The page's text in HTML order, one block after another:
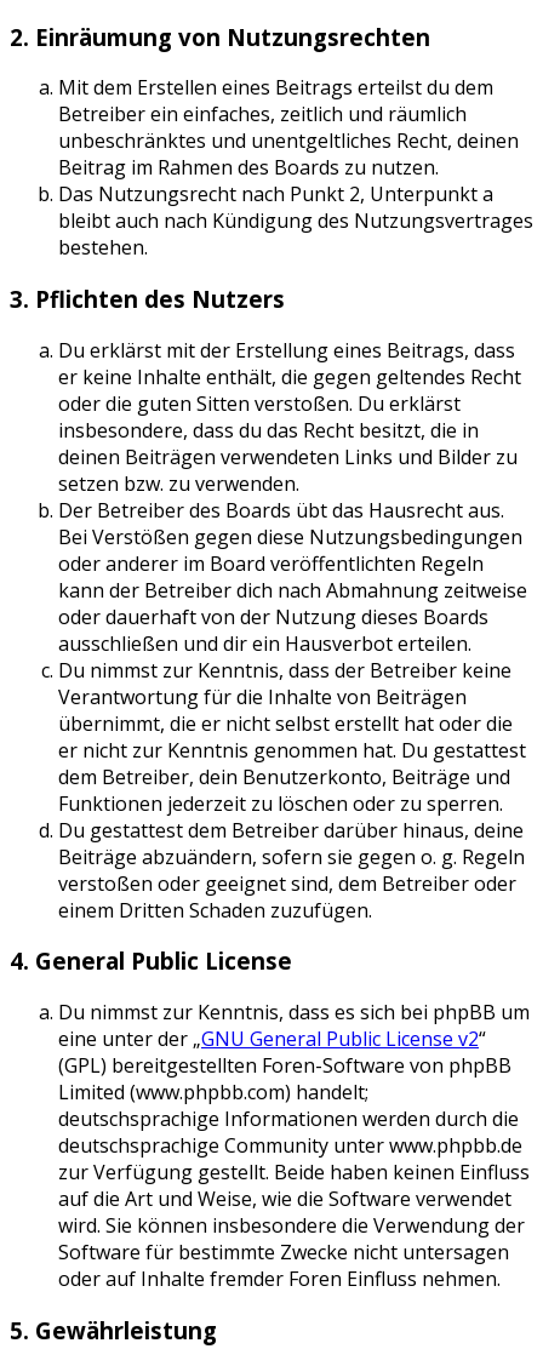
2. Einräumung von Nutzungsrechten
Mit dem Erstellen eines Beitrags erteilst du dem
Betreiber ein einfaches, zeitlich und räumlich
unbeschränktes und unentgeltliches Recht, deinen
Beitrag im Rahmen des Boards zu nutzen.
Das Nutzungsrecht nach Punkt 2, Unterpunkt a
bleibt auch nach Kündigung des Nutzungsvertrages
bestehen.
3. Pflichten des Nutzers
Du erklärst mit der Erstellung eines Beitrags, dass
er keine Inhalte enthält, die gegen geltendes Recht
oder die guten Sitten verstoßen. Du erklärst
insbesondere, dass du das Recht besitzt, die in
deinen Beiträgen verwendeten Links und Bilder zu
setzen bzw. zu verwenden.
Der Betreiber des Boards übt das Hausrecht aus.
Bei Verstößen gegen diese Nutzungsbedingungen
oder anderer im Board veröffentlichten Regeln
kann der Betreiber dich nach Abmahnung zeitweise
oder dauerhaft von der Nutzung dieses Boards
ausschließen und dir ein Hausverbot erteilen.
Du nimmst zur Kenntnis, dass der Betreiber keine
Verantwortung für die Inhalte von Beiträgen
übernimmt, die er nicht selbst erstellt hat oder die
er nicht zur Kenntnis genommen hat. Du gestattest
dem Betreiber, dein Benutzerkonto, Beiträge und
Funktionen jederzeit zu löschen oder zu sperren.
Du gestattest dem Betreiber darüber hinaus, deine
Beiträge abzuändern, sofern sie gegen o. g. Regeln
verstoßen oder geeignet sind, dem Betreiber oder
einem Dritten Schaden zuzufügen.
4. General Public License
Du nimmst zur Kenntnis, dass es sich bei phpBB um
eine unter der „GNU General Public License v2“
(GPL) bereitgestellten Foren-Software von phpBB
Limited (www.phpbb.com) handelt;
deutschsprachige Informationen werden durch die
deutschsprachige Community unter www.phpbb.de
zur Verfügung gestellt. Beide haben keinen Einfluss
auf die Art und Weise, wie die Software verwendet
wird. Sie können insbesondere die Verwendung der
Software für bestimmte Zwecke nicht untersagen
oder auf Inhalte fremder Foren Einfluss nehmen.
5. Gewährleistung